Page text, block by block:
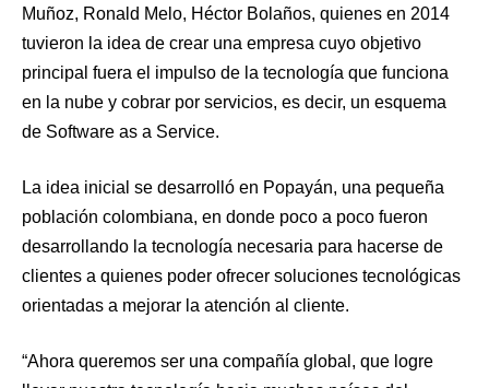
Muñoz, Ronald Melo, Héctor Bolaños, quienes en 2014
tuvieron la idea de crear una empresa cuyo objetivo
principal fuera el impulso de la tecnología que funciona
en la nube y cobrar por servicios, es decir, un esquema
de Software as a Service.
La idea inicial se desarrolló en Popayán, una pequeña
población colombiana, en donde poco a poco fueron
desarrollando la tecnología necesaria para hacerse de
clientes a quienes poder ofrecer soluciones tecnológicas
orientadas a mejorar la atención al cliente.
“Ahora queremos ser una compañía global, que logre